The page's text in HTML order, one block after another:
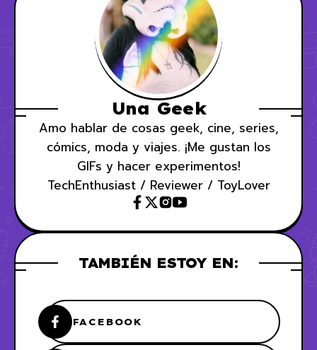
Una Geek
Amo hablar de cosas geek, cine, series,
cómics, moda y viajes. ¡Me gustan los
GIFs y hacer experimentos!
TechEnthusiast / Reviewer / ToyLover
TAMBIÉN ESTOY EN:
FACEBOOK